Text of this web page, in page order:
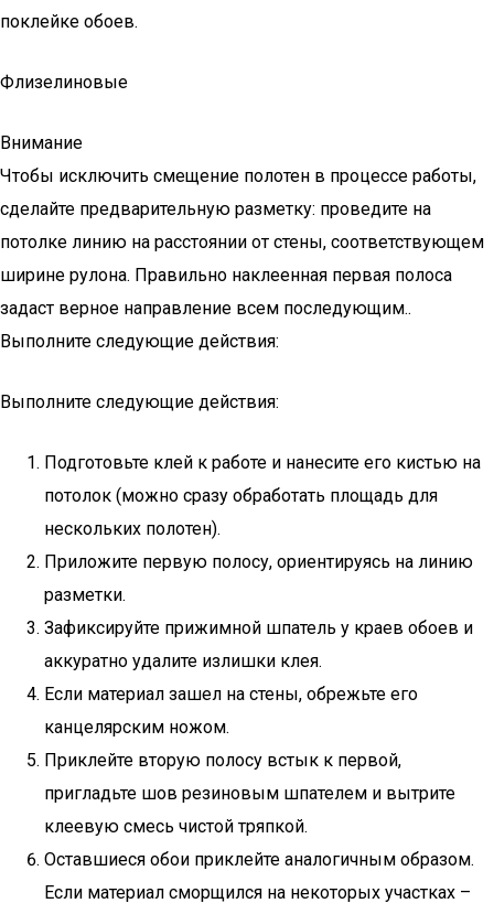
поклейке обоев.
Флизелиновые
Внимание
Чтобы исключить смещение полотен в процессе работы,
сделайте предварительную разметку: проведите на
потолке линию на расстоянии от стены, соответствующем
ширине рулона. Правильно наклеенная первая полоса
задаст верное направление всем последующим..
Выполните следующие действия:
Выполните следующие действия:
Подготовьте клей к работе и нанесите его кистью на
потолок (можно сразу обработать площадь для
нескольких полотен).
Приложите первую полосу, ориентируясь на линию
разметки.
Зафиксируйте прижимной шпатель у краев обоев и
аккуратно удалите излишки клея.
Если материал зашел на стены, обрежьте его
канцелярским ножом.
Приклейте вторую полосу встык к первой,
пригладьте шов резиновым шпателем и вытрите
клеевую смесь чистой тряпкой.
Оставшиеся обои приклейте аналогичным образом.
Если материал сморщился на некоторых участках –